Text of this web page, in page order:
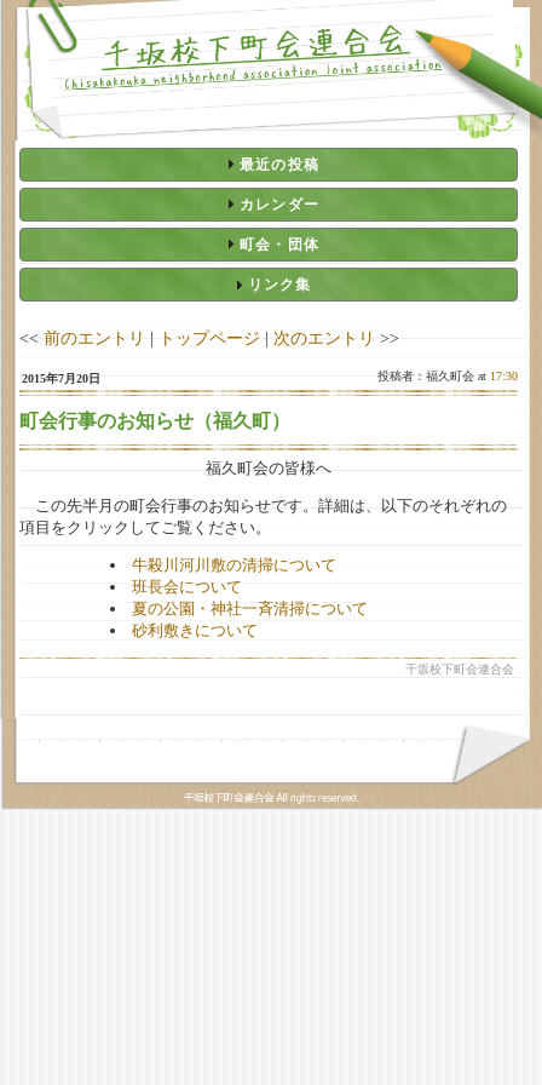
最近の投稿
カレンダー
町会・団体
リンク集
<< 前のエントリ | トップページ | 次のエントリ >>
2015年7月20日 投稿者：福久町会 at 17:30
町会行事のお知らせ（福久町）
福久町会の皆様へ
この先半月の町会行事のお知らせです。詳細は、以下のそれぞれの
項目をクリックしてご覧ください。
牛殺川河川敷の清掃について
班長会について
夏の公園・神社一斉清掃について
砂利敷きについて
千坂校下町会連合会